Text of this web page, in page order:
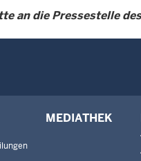
an die Pressestelle
MEDIATHEK